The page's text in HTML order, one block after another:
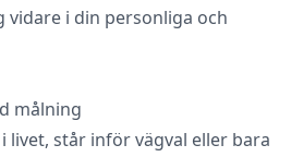
vidare i din personliga och
målning
livet, står inför vägval eller bara